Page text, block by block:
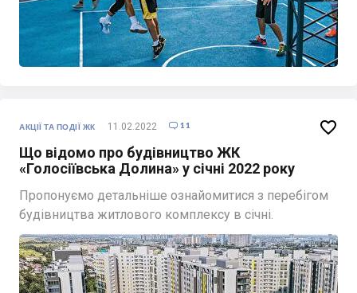
АКЦІЇ ТА ПОДІЇ ЖК 11.02.2022  11
Що відомо про будівництво ЖК
«Голосіївська Долина» у січні 2022 року
Пропонуємо детальніше ознайомитися з перебігом
будівництва житлового комплексу в січні.
